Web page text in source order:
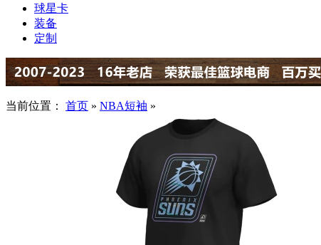
球星卡
装备
定制
当前位置： 首页 » NBA短袖 »